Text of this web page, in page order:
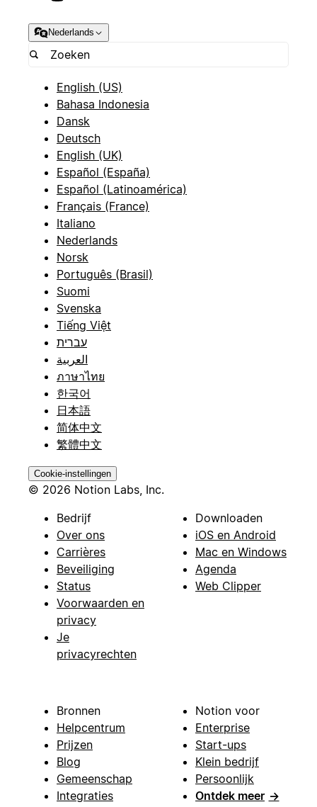
Nederlands
English (US)
Bahasa Indonesia
Dansk
Deutsch
English (UK)
Español (España)
Español (Latinoamérica)
Français (France)
Italiano
Nederlands
Norsk
Português (Brasil)
Suomi
Svenska
Tiếng Việt
עברית
العربية
ภาษาไทย
한국어
日本語
简体中文
繁體中文
Cookie-instellingen
© 2026 Notion Labs, Inc.
Bedrijf
Over ons
Carrières
Beveiliging
Status
Voorwaarden en
privacy
Je
privacyrechten
Downloaden
iOS en Android
Mac en Windows
Agenda
Web Clipper
Bronnen
Helpcentrum
Prijzen
Blog
Gemeenschap
Integraties
Notion voor
Enterprise
Start-ups
Klein bedrijf
Persoonlijk
Ontdek meer →